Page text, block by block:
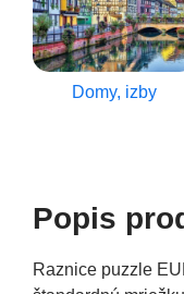
Domy, izby
Popis
Raznice puzzle